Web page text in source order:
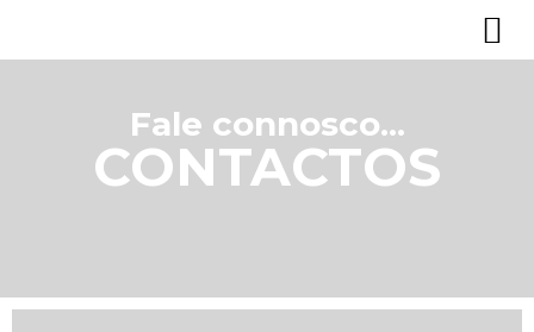
Fale connosco...
CONTACTOS